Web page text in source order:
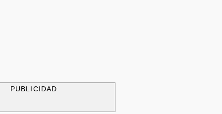
PUBLICIDAD